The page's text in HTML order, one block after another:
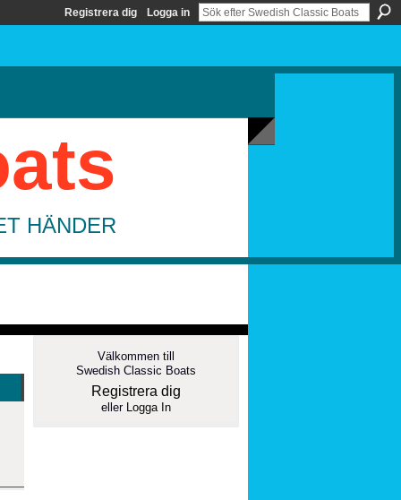
Registrera dig Logga in
HÄNDER
Välkommen till
Swedish Classic Boats
Registrera dig
eller Logga In